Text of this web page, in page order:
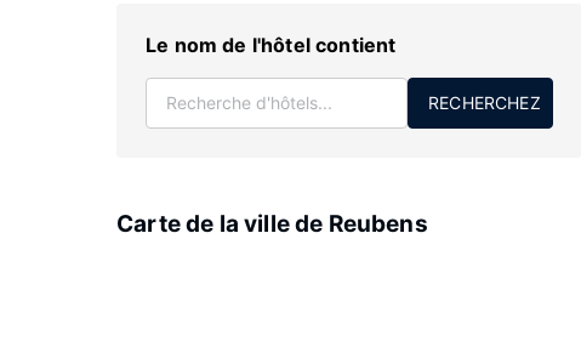
Le nom de l'hôtel contient
RECHERCHEZ
Carte de la ville de Reubens